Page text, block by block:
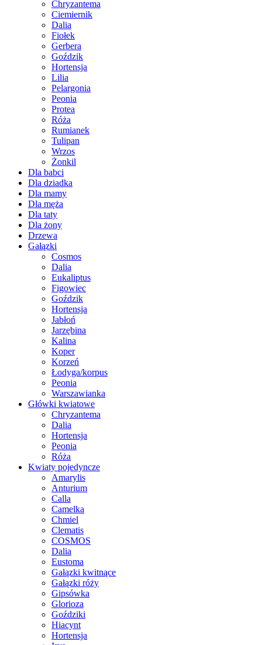
Chryzantema
Ciemiernik
Dalia
Fiołek
Gerbera
Goździk
Hortensja
Lilia
Pelargonia
Peonia
Protea
Róża
Rumianek
Tulipan
Wrzos
Żonkil
Dla babci
Dla dziadka
Dla mamy
Dla męża
Dla taty
Dla żony
Drzewa
Gałązki
Cosmos
Dalia
Eukaliptus
Figowiec
Goździk
Hortensja
Jabłoń
Jarzębina
Kalina
Koper
Korzeń
Łodyga/korpus
Peonia
Warszawianka
Główki kwiatowe
Chryzantema
Dalia
Hortensja
Peonia
Róża
Kwiaty pojedyncze
Amarylis
Anturium
Calla
Camelka
Chmiel
Clematis
COSMOS
Dalia
Eustoma
Gałązki kwitnące
Gałązki róży
Gipsówka
Glorioza
Goździki
Hiacynt
Hortensja